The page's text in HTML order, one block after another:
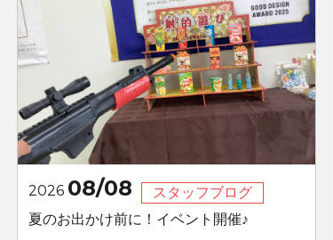
2026 08/08
スタッフブログ
夏のお出かけ前に！イベント開催♪